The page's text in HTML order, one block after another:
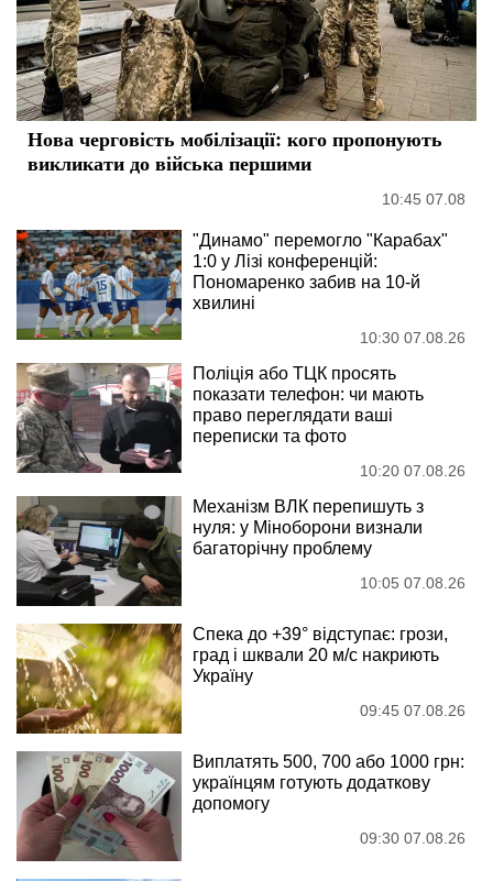
Нова черговість мобілізації: кого пропонують
викликати до війська першими
10:45 07.08
"Динамо" перемогло "Карабах"
1:0 у Лізі конференцій:
Пономаренко забив на 10-й
хвилині
10:30 07.08.26
Поліція або ТЦК просять
показати телефон: чи мають
право переглядати ваші
переписки та фото
10:20 07.08.26
Механізм ВЛК перепишуть з
нуля: у Міноборони визнали
багаторічну проблему
10:05 07.08.26
Спека до +39° відступає: грози,
град і шквали 20 м/с накриють
Україну
09:45 07.08.26
Виплатять 500, 700 або 1000 грн:
українцям готують додаткову
допомогу
09:30 07.08.26